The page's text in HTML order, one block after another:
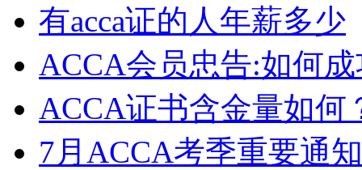
有acca证的人年薪多少
ACCA会员忠告:如何
ACCA证书含金量如何
7月ACCA考季重要通